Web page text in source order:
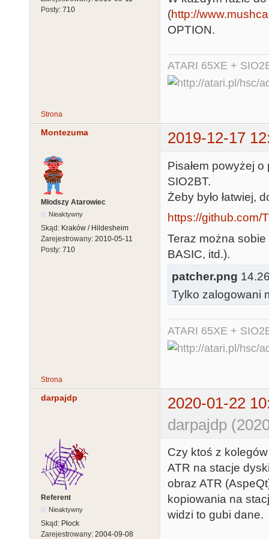
Posty: 710
(http://
OPTION.
ATARI 65XE +
Strona
Montezuma 2019-12-17
Młodszy Atarowiec
Nieaktywny
Skąd: Kraków / Hildesheim
Zarejestrowany: 2010-05-11
Posty: 710
Pisałem powyżej
SIO2BT.
Żeby było łatwiej,
https://github.com/
Teraz można
BASIC, itd.).
patcher.png
Tylko zalogowani
ATARI 65XE +
Strona
darpajdp
2020-01-22
darpajdp
Referent
Nieaktywny
Skąd: Płock
Zarejestrowany: 2004-09-08
Czy ktoś z
ATR na stacje
obraz ATR
kopiowania na
widzi to gubi dane.